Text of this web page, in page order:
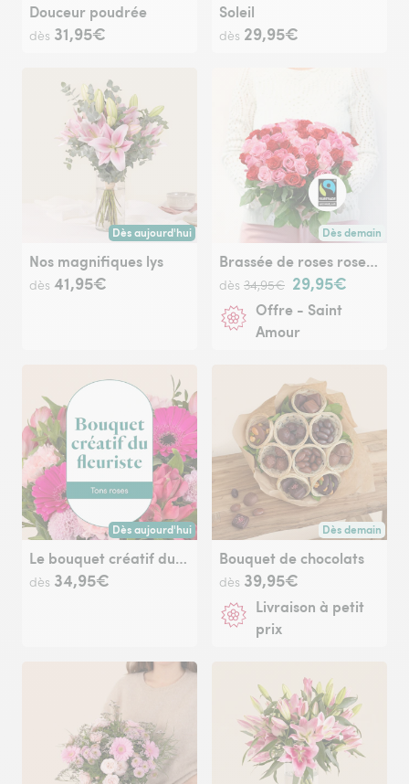
Douceur poudrée
dès 31,95€
Soleil
dès 29,95€
Dès aujourd'hui
Livraison dès aujourd'hui (pour toute commande passée
Nos magnifiques lys
dès 41,95€
Dès demain
Livraison dès
Brassée de roses roses Max Havelaar
dès 34,95€ 29,95€
Offre - Saint
Amour
Dès aujourd'hui
Livraison dès aujourd'hui (pour toute commande passée
Le bouquet créatif du fleuriste rose
dès 34,95€
Dès demain
Livraison dès
Bouquet de chocolats
dès 39,95€
Livraison à petit
prix